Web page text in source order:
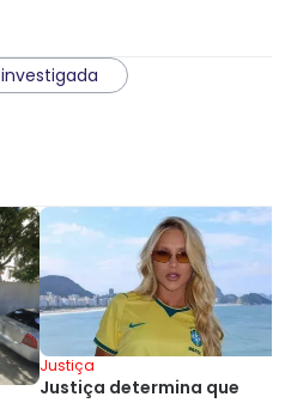
investigada
Justiça
Justiça determina que